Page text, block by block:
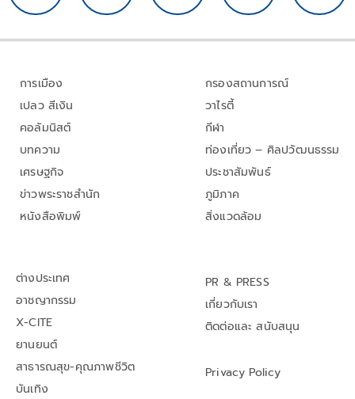
การเมือง
เปลว สีเงิน
คอลัมนิสต์
บทความ
เศรษฐกิจ
ข่าวพระราชสำนัก
หนังสือพิมพ์
กรองสถานการณ์
วาไรตี้
กีฬา
ท่องเที่ยว – ศิลปวัฒนธรรม
ประชาสัมพันธ์
ภูมิภาค
สิ่งแวดล้อม
ต่างประเทศ
อาชญากรรม
X-CITE
ยานยนต์
สาธารณสุข-คุณภาพชีวิต
บันเทิง
PR & PRESS
เกี่ยวกับเรา
ติดต่อและ สนับสนุน
Privacy Policy